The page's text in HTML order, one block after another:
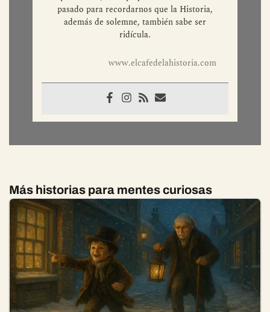
pasado para recordarnos que la Historia,
además de solemne, también sabe ser
ridícula.
www.elcafedelahistoria.com
Más historias para mentes curiosas